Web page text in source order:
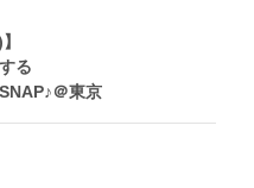
る
＠東京